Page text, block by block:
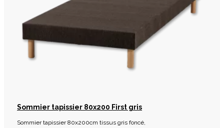
Sommier tapissier 80x200 First gris
Sommier tapissier 80x200cm tissus gris foncé,